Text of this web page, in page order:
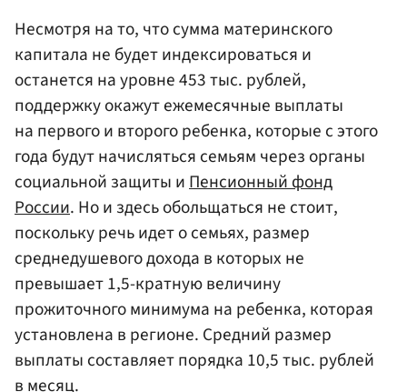
Несмотря на то, что сумма материнского
капитала не будет индексироваться и
останется на уровне 453 тыс. рублей,
поддержку окажут ежемесячные выплаты
на первого и второго ребенка, которые с этого
года будут начисляться семьям через органы
социальной защиты и Пенсионный фонд
России. Но и здесь обольщаться не стоит,
поскольку речь идет о семьях, размер
среднедушевого дохода в которых не
превышает 1,5-кратную величину
прожиточного минимума на ребенка, которая
установлена в регионе. Средний размер
выплаты составляет порядка 10,5 тыс. рублей
в месяц.